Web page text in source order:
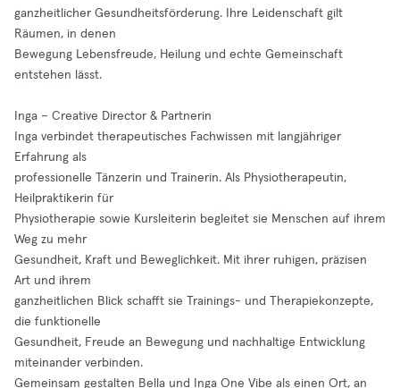
ganzheitlicher Gesundheitsförderung. Ihre Leidenschaft gilt
Räumen, in denen
Bewegung Lebensfreude, Heilung und echte Gemeinschaft
entstehen lässt.
Inga – Creative Director & Partnerin
Inga verbindet therapeutisches Fachwissen mit langjähriger
Erfahrung als
professionelle Tänzerin und Trainerin. Als Physiotherapeutin,
Heilpraktikerin für
Physiotherapie sowie Kursleiterin begleitet sie Menschen auf ihrem
Weg zu mehr
Gesundheit, Kraft und Beweglichkeit. Mit ihrer ruhigen, präzisen
Art und ihrem
ganzheitlichen Blick schafft sie Trainings- und Therapiekonzepte,
die funktionelle
Gesundheit, Freude an Bewegung und nachhaltige Entwicklung
miteinander verbinden.
Gemeinsam gestalten Bella und Inga One Vibe als einen Ort, an